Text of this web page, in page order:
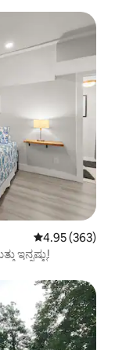
5 ರಲ್ಲಿ 4.95
4.95 (363)
ಇನ್ನಷ್ಟು!